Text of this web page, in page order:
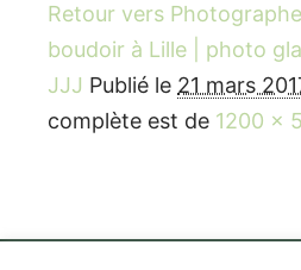
Retour vers
boudoir à Lille | photo
JJJ Publié le 21 mars
complète est de 1200 ×